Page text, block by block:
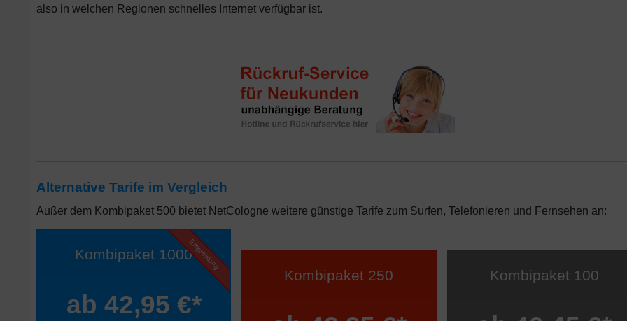
also in welchen Regionen schnelles Internet verfügbar ist.
Alternative Tarife im Vergleich
Außer dem Kombipaket 500 bietet NetCologne weitere günstige Tarife zum Surfen, Telefonieren und Fernsehen an:
Empfehlung
Kombipaket 1000
ab 42,95 €*
Kombipaket 250 Kombipaket 100